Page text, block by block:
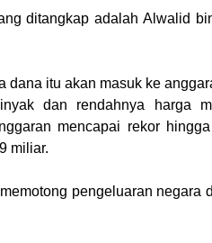
ditangkap adalah Alwalid
dana itu akan masuk ke
dan rendahnya harga
mencapai rekor
miliar.
pengeluaran negara